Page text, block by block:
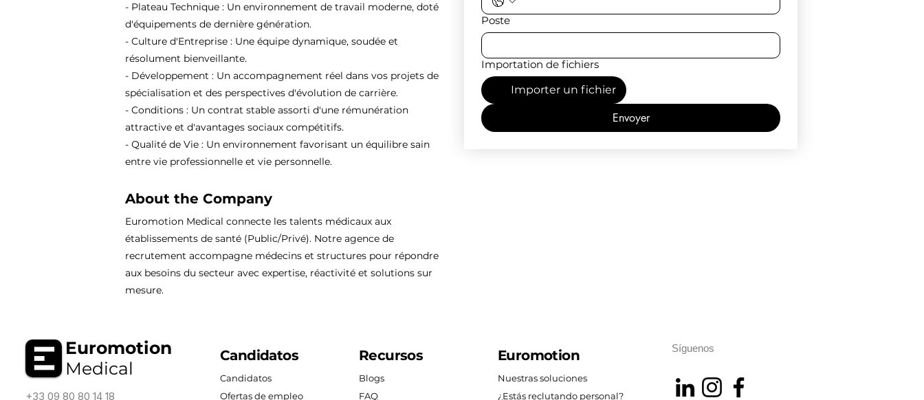
- Plateau Technique : Un environnement de travail moderne, doté
d'équipements de dernière génération.
- Culture d'Entreprise : Une équipe dynamique, soudée et
résolument bienveillante.
- Développement : Un accompagnement réel dans vos projets de
spécialisation et des perspectives d'évolution de carrière.
- Conditions : Un contrat stable assorti d'une rémunération
attractive et d'avantages sociaux compétitifs.
- Qualité de Vie : Un environnement favorisant un équilibre sain
entre vie professionnelle et vie personnelle.
About the Company
Euromotion Medical connecte les talents médicaux aux
établissements de santé (Public/Privé). Notre agence de
recrutement accompagne médecins et structures pour répondre
aux besoins du secteur avec expertise, réactivité et solutions sur
mesure.
Poste
Importation de fichiers
Importer un fichier
Envoyer
Euromotion
Medical
+33 09 80 80 14 18
Candidatos
Candidatos
Ofertas de empleo
Recursos
Blogs
FAQ
Euromotion
Nuestras soluciones
¿Estás reclutando personal?
Síguenos